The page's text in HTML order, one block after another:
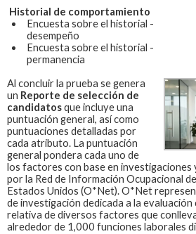
Historial de comportamiento
Encuesta sobre el historial -
desempeño
Encuesta sobre el historial -
permanencia
Al concluir la prueba se genera
un Reporte de selección de
candidatosque incluye una
puntuación general, así como
puntuaciones detalladas por
cada atributo. La puntuación
general pondera cada uno de
los factores con base en investigaciones
por la Red de Información Ocupacional
Estados Unidos (O*Net). O*Net
de investigación dedicada a la evaluación
relativa de diversos factores que
alrededor de 1,000 funciones laborales